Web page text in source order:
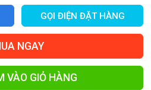
GỌI ĐIỆN ĐẶT HÀNG
NGAY
VÀO GIỎ HÀNG